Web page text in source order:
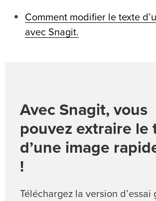
Comment modifier le texte
avec Snagit.
Avec Snagit, vous
pouvez extraire le
d’une image
!
Téléchargez la version d’essai